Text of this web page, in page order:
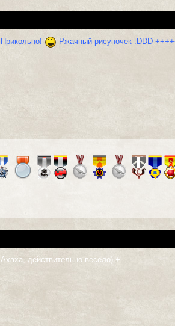
Прикольно! Ржачный рисуночек :DDD
Ахаха, действительно весело) +